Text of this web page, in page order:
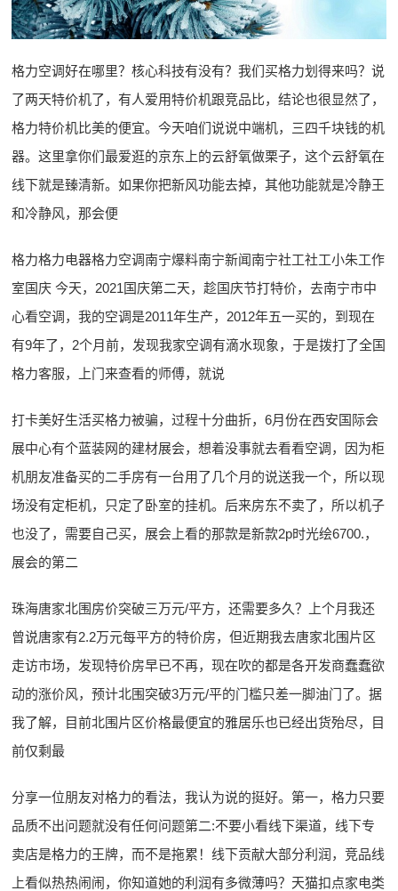
格力空调好在哪里？核心科技有没有？我们买格力划得来吗？说
了两天特价机了，有人爱用特价机跟竞品比，结论也很显然了，
格力特价机比美的便宜。今天咱们说说中端机，三四千块钱的机
器。这里拿你们最爱逛的京东上的云舒氧做栗子，这个云舒氧在
线下就是臻清新。如果你把新风功能去掉，其他功能就是冷静王
和冷静风，那会便
格力格力电器格力空调南宁爆料南宁新闻南宁社工社工小朱工作
室国庆 今天，2021国庆第二天，趁国庆节打特价，去南宁市中
心看空调，我的空调是2011年生产，2012年五一买的，到现在
有9年了，2个月前，发现我家空调有滴水现象，于是拨打了全国
格力客服，上门来查看的师傅，就说
打卡美好生活买格力被骗，过程十分曲折，6月份在西安国际会
展中心有个蓝装网的建材展会，想着没事就去看看空调，因为柜
机朋友准备买的二手房有一台用了几个月的说送我一个，所以现
场没有定柜机，只定了卧室的挂机。后来房东不卖了，所以机子
也没了，需要自己买，展会上看的那款是新款2p时光绘6700.，
展会的第二
珠海唐家北围房价突破三万元/平方，还需要多久？上个月我还
曾说唐家有2.2万元每平方的特价房，但近期我去唐家北围片区
走访市场，发现特价房早已不再，现在吹的都是各开发商蠢蠢欲
动的涨价风，预计北围突破3万元/平的门槛只差一脚油门了。据
我了解，目前北围片区价格最便宜的雅居乐也已经出货殆尽，目
前仅剩最
分享一位朋友对格力的看法，我认为说的挺好。第一，格力只要
品质不出问题就没有任何问题第二:不要小看线下渠道，线下专
卖店是格力的王牌，而不是拖累！线下贡献大部分利润，竞品线
上看似热热闹闹，你知道她的利润有多微薄吗？天猫扣点家电类